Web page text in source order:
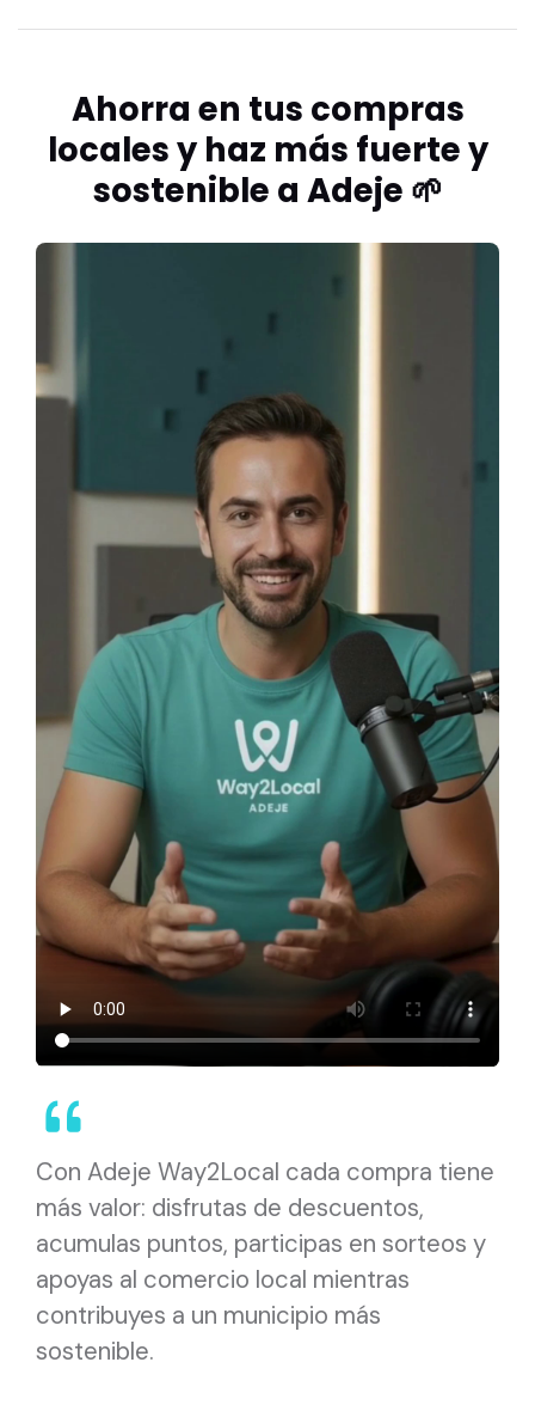
Ahorra en tus compras
locales y haz más fuerte y
sostenible a Adeje 🌱
Con Adeje Way2Local cada compra tiene
más valor: disfrutas de descuentos,
acumulas puntos, participas en sorteos y
apoyas al comercio local mientras
contribuyes a un municipio más
sostenible.